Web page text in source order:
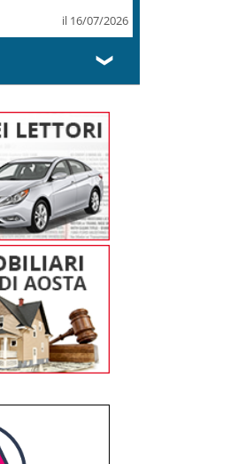
il 16/07/2026
❯